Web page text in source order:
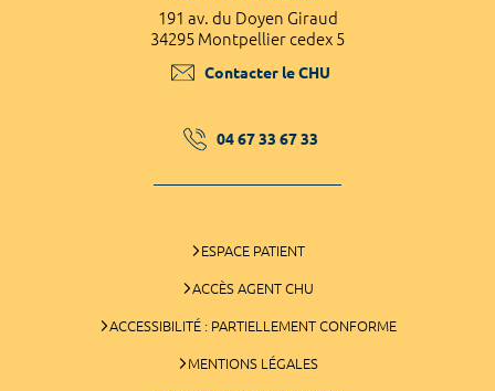
191 av. du Doyen Giraud
34295 Montpellier cedex 5
Contacter le CHU
04 67 33 67 33
ESPACE PATIENT
ACCÈS AGENT CHU
ACCESSIBILITÉ : PARTIELLEMENT CONFORME
MENTIONS LÉGALES